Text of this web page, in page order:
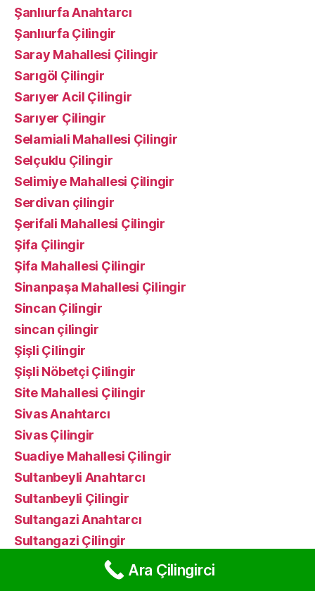
Şanlıurfa Anahtarcı
Şanlıurfa Çilingir
Saray Mahallesi Çilingir
Sarıgöl Çilingir
Sarıyer Acil Çilingir
Sarıyer Çilingir
Selamiali Mahallesi Çilingir
Selçuklu Çilingir
Selimiye Mahallesi Çilingir
Serdivan çilingir
Şerifali Mahallesi Çilingir
Şifa Çilingir
Şifa Mahallesi Çilingir
Sinanpaşa Mahallesi Çilingir
Sincan Çilingir
sincan çilingir
Şişli Çilingir
Şişli Nöbetçi Çilingir
Site Mahallesi Çilingir
Sivas Anahtarcı
Sivas Çilingir
Suadiye Mahallesi Çilingir
Sultanbeyli Anahtarcı
Sultanbeyli Çilingir
Sultangazi Anahtarcı
Sultangazi Çilingir
Sultantepe Mahallesi Çilingir
Ara Çilingirci